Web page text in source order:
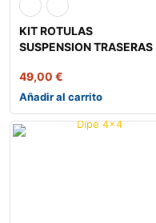
KIT ROTULAS
SUSPENSION TRASERAS
49,00 €
Añadir al carrito